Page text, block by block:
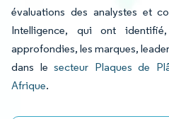
évaluations des analystes et
Intelligence, qui ont
approfondies, les marques,
dans lesecteur Plaques de
Afrique.